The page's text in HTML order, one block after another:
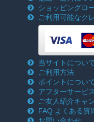
ショッピングロ
ご利用可能なク
当サイトについて
ご利用方法
ポイントについて
アフターサービス
ご友人紹介キャ
FAQ よくある質